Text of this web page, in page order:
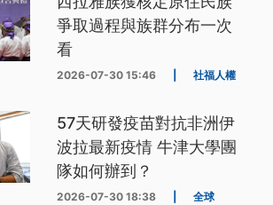
爭取過程與族群分布一次
看
2026-07-30 15:46 社福人權
57天研發疫苗對抗非洲伊
波拉最新疫情 牛津大學團
隊如何辦到？
2026-07-30 18:38 全球